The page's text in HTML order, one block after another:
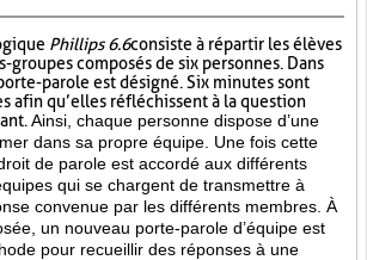
Phillips 6.6consiste à répartir les élèves
groupes composés de six personnes. Dans
parole est désigné. Six minutes sont
afin qu’elles réfléchissent à la question
Ainsi, chaque personne dispose d’une
dans sa propre équipe. Une fois cette
de parole est accordé aux différents
qui se chargent de transmettre à
convenue par les différents membres. À
un nouveau porte-parole d’équipe est
pour recueillir des réponses à une